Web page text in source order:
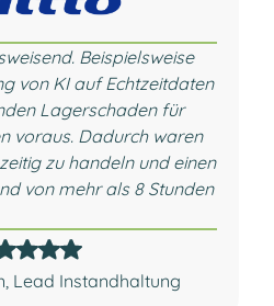
Beispielsweise
von KI auf Echtzeitdaten
Lagerschaden für
voraus. Dadurch waren
zu handeln und einen
von mehr als 8 Stunden
Lead Instandhaltung